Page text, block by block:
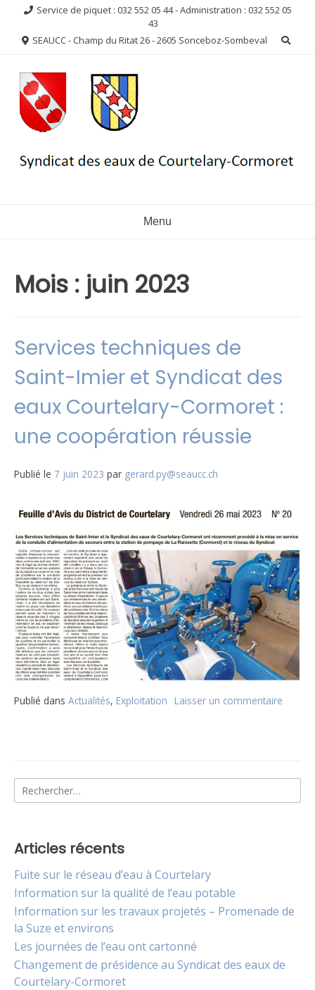
contenu
Service de piquet : 032 552 05 44 - Administration : 032 552 05
43
SEAUCC - Champ du Ritat 26 - 2605 Sonceboz-Sombeval
Menu
Mois : juin 2023
Services techniques de
Saint-Imier et Syndicat des
eaux Courtelary-Cormoret :
une coopération réussie
Publié le 7 juin 2023 par gerard.py@seaucc.ch
Publié dans Actualités, Exploitation Laisser un commentaire
réussie
Rechercher :
Articles récents
Fuite sur le réseau d’eau à Courtelary
Information sur la qualité de l’eau potable
Information sur les travaux projetés – Promenade de
la Suze et environs
Les journées de l’eau ont cartonné
Changement de présidence au Syndicat des eaux de
Courtelary-Cormoret